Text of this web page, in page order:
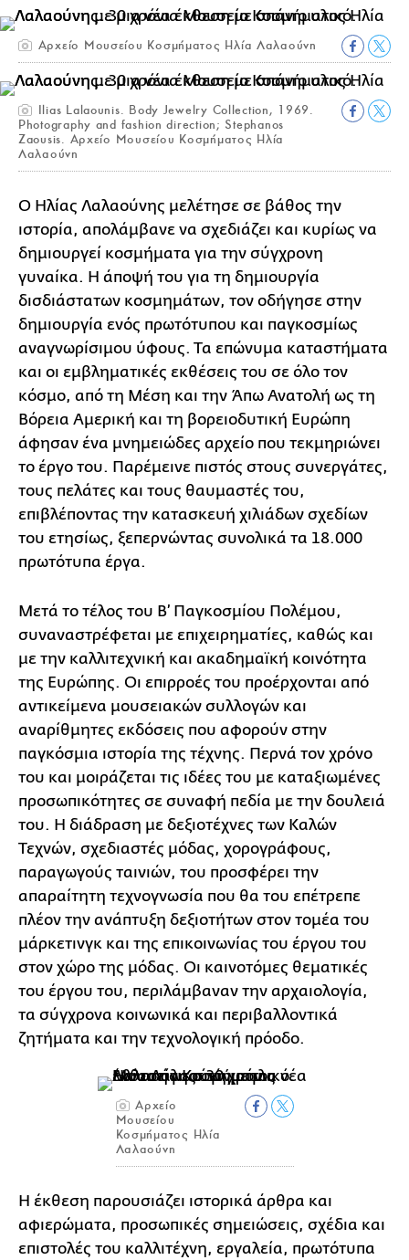
Αρχείο Μουσείου Κοσμήματος Ηλία Λαλαούνη
Ilias Lalaounis. Body Jewelry Collection, 1969.
Photography and fashion direction; Stephanos
Zaousis. Αρχείο Μουσείου Κοσμήματος Ηλία
Λαλαούνη
Ο Ηλίας Λαλαούνης μελέτησε σε βάθος την
ιστορία, απολάμβανε να σχεδιάζει και κυρίως να
δημιουργεί κοσμήματα για την σύγχρονη
γυναίκα. Η άποψή του για τη δημιουργία
δισδιάστατων κοσμημάτων, τον οδήγησε στην
δημιουργία ενός πρωτότυπου και παγκοσμίως
αναγνωρίσιμου ύφους. Τα επώνυμα καταστήματα
και οι εμβληματικές εκθέσεις του σε όλο τον
κόσμο, από τη Μέση και την Άπω Ανατολή ως τη
Βόρεια Αμερική και τη βορειοδυτική Ευρώπη
άφησαν ένα μνημειώδες αρχείο που τεκμηριώνει
το έργο του. Παρέμεινε πιστός στους συνεργάτες,
τους πελάτες και τους θαυμαστές του,
επιβλέποντας την κατασκευή χιλιάδων σχεδίων
του ετησίως, ξεπερνώντας συνολικά τα 18.000
πρωτότυπα έργα.
Μετά το τέλος του Β’ Παγκοσμίου Πολέμου,
συναναστρέφεται με επιχειρηματίες, καθώς και
με την καλλιτεχνική και ακαδημαϊκή κοινότητα
της Ευρώπης. Οι επιρροές του προέρχονται από
αντικείμενα μουσειακών συλλογών και
αναρίθμητες εκδόσεις που αφορούν στην
παγκόσμια ιστορία της τέχνης. Περνά τον χρόνο
του και μοιράζεται τις ιδέες του με καταξιωμένες
προσωπικότητες σε συναφή πεδία με την δουλειά
του. Η διάδραση με δεξιοτέχνες των Καλών
Τεχνών, σχεδιαστές μόδας, χορογράφους,
παραγωγούς ταινιών, του προσφέρει την
απαραίτητη τεχνογνωσία που θα του επέτρεπε
πλέον την ανάπτυξη δεξιοτήτων στον τομέα του
μάρκετινγκ και της επικοινωνίας του έργου του
στον χώρο της μόδας. Οι καινοτόμες θεματικές
του έργου του, περιλάμβαναν την αρχαιολογία,
τα σύγχρονα κοινωνικά και περιβαλλοντικά
ζητήματα και την τεχνολογική πρόοδο.
Αρχείο
Μουσείου
Κοσμήματος Ηλία
Λαλαούνη
Η έκθεση παρουσιάζει ιστορικά άρθρα και
αφιερώματα, προσωπικές σημειώσεις, σχέδια και
επιστολές του καλλιτέχνη, εργαλεία, πρωτότυπα